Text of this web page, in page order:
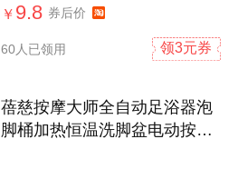
￥ 9.8 券后价
60人已领用 领3元券
蓓慈按摩大师全自动足浴器泡
脚桶加热恒温洗脚盆电动按摩